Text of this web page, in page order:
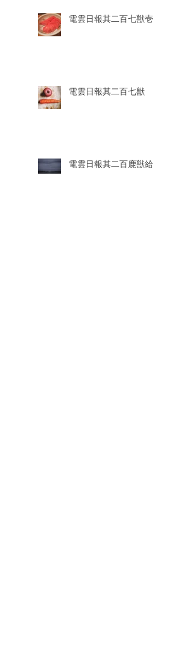
電雲日報其二百七獣壱
電雲日報其二百七獣
電雲日報其二百鹿獣給